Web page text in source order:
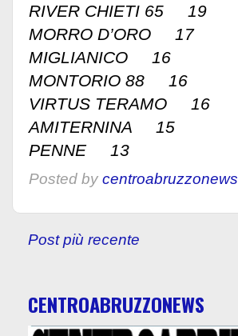
RIVER CHIETI 65 19
MORRO D’ORO 17
MIGLIANICO 16
MONTORIO 88 16
VIRTUS TERAMO 16
AMITERNINA 15
PENNE 13
Posted by centroabruzzonews
Post più recente
CENTROABRUZZONEWS